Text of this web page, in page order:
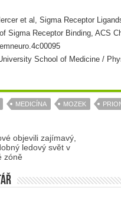
et al, Sigma Receptor
Sigma Receptor Binding, ACS
School of Medicine /
MEDICÍNA MOZEK
objevili zajímavý,
ledový svět v
zóně